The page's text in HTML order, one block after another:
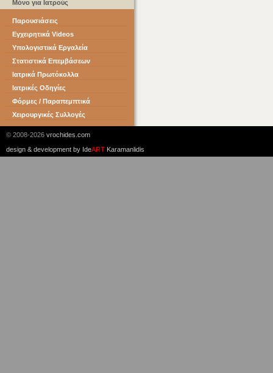
Μόνο για Ιατρούς
Παρουσιάσεις
Εγχειρητικά Videos
Υπολογιστικά Εργαλεία
Στατιστικά Επεμβάσεων
Ιατρικά Πρωτόκολλα
Ιατρικές Οδηγίες
Φόρμες / Παραπεμπτικά
Χειρουργικές Συλλογές
© 2008-2026 vrochides.com
design & development by IdeART Karamanlidis